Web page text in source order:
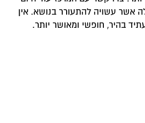
אשר עשויה להתעורר בנושא. אין
בהיר, חופשי ומאושר יותר.